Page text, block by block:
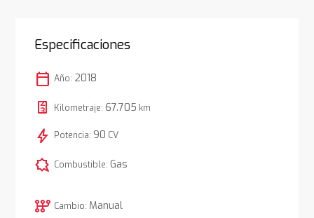
Especificaciones
calendar_today Año: 2018
Kilometraje: 67.705 km
bolt Potencia: 90 CV
comic_bubble Combustible: Gas
auto_transmission Cambio: Manual